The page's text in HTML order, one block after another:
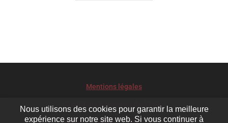
Mentions légales
Le développement durable pour Chemins de rêves
Nous utilisons des cookies pour garantir la meilleure
expérience sur notre site web. Si vous continuer à